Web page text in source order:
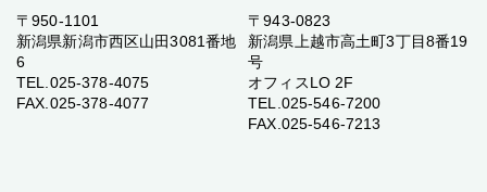
〒950-1101
新潟県新潟市西区山田3081番地
6
TEL.025-378-4075
FAX.025-378-4077
〒943-0823
新潟県上越市高土町3丁目8番19
号
オフィスLO 2F
TEL.025-546-7200
FAX.025-546-7213